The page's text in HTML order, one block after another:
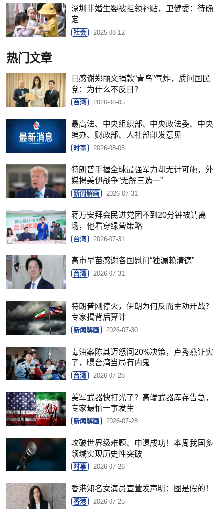
深圳非婚生婴被拒领补贴，卫健委：待确
定
社会 2025-08-12
热门文章
日感谢郑丽文捐款“青鸟”气炸，质问国民
党：为什么不反日？
台湾 2026-08-05
最高法、中央组织部、中央政法委、中央
编办、财政部、人社部印发意见
时事 2026-08-05
特朗普手握全球最强军力却无计可施，外
媒揭美伊战争“无解三选一”
新闻解画 2026-07-31
蒋万安拜会民进党团不到20分钟被请离
场，他看穿绿营策略
台湾 2026-07-31
高市早苗感谢各国慰问“独漏赖清德”
台湾 2026-07-31
特朗普刚停火，伊朗为何反而主动开战？
专家揭背后算计
新闻解画 2026-07-30
毒油案陈其迈怒问20%决策，卢秀燕证实
了，曝台湾当局有内鬼
台湾 2026-07-28
美军武器快打光了？高端武器库存告急，
专家最怕一事发生
新闻解画 2026-07-28
攻破世界级难题、申遗成功！本周我国多
领域实现历史性突破
时事 2026-07-26
香港知名女演员宣萱发声明：图是假的！
香港 2026-07-25